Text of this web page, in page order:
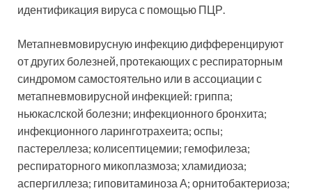
идентификация вируса с помощью ПЦР.
Метапневмовирусную инфекцию дифференцируют
от других болезней, протекающих с респираторным
синдромом самостоятельно или в ассоциации с
метапневмовирусной инфекцией: гриппа;
ньюкаслской болезни; инфекционного бронхита;
инфекционного ларинготрахеита; оспы;
пастереллеза; колисептицемии; гемофилеза;
респираторного микоплазмоза; хламидиоза;
аспергиллеза; гиповитаминоза А; орнитобактериоза;